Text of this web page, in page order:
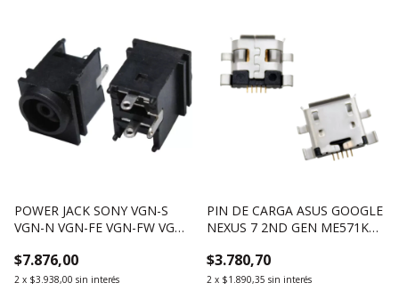
POWER JACK SONY VGN-S
VGN-N VGN-FE VGN-FW VGN-
$7.876,00
2 x $3.938,00 sin interés
PIN DE CARGA ASUS GOOGLE
NEXUS 7 2ND GEN ME571K
$3.780,70
2 x $1.890,35 sin interés